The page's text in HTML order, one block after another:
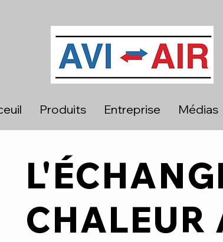
Produits Entreprise Médias
CHALEUR